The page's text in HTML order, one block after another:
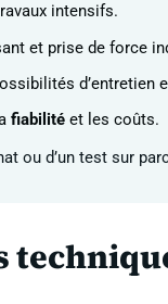
intensifs.
et prise de force
d’entretien
fiabilité et les coûts.
ou d’un test sur